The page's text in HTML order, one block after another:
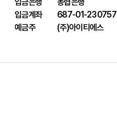
입금계좌
687-01-230757
예금주
(주)아이티에스